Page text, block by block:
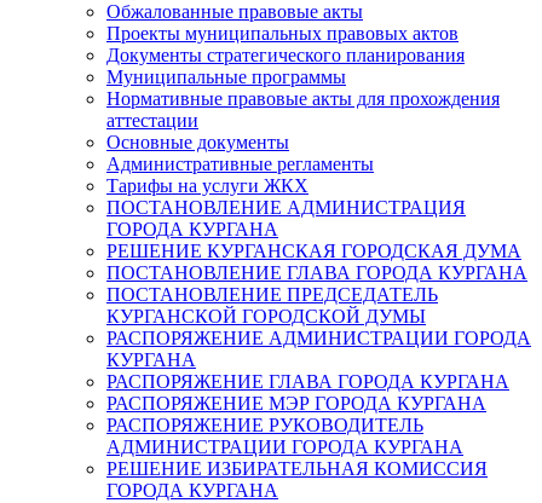
Обжалованные правовые акты
Проекты муниципальных правовых актов
Документы стратегического планирования
Муниципальные программы
Нормативные правовые акты для прохождения
аттестации
Основные документы
Административные регламенты
Тарифы на услуги ЖКХ
ПОСТАНОВЛЕНИЕ АДМИНИСТРАЦИЯ
ГОРОДА КУРГАНА
РЕШЕНИЕ КУРГАНСКАЯ ГОРОДСКАЯ ДУМА
ПОСТАНОВЛЕНИЕ ГЛАВА ГОРОДА КУРГАНА
ПОСТАНОВЛЕНИЕ ПРЕДСЕДАТЕЛЬ
КУРГАНСКОЙ ГОРОДСКОЙ ДУМЫ
РАСПОРЯЖЕНИЕ АДМИНИСТРАЦИИ ГОРОДА
КУРГАНА
РАСПОРЯЖЕНИЕ ГЛАВА ГОРОДА КУРГАНА
РАСПОРЯЖЕНИЕ МЭР ГОРОДА КУРГАНА
РАСПОРЯЖЕНИЕ РУКОВОДИТЕЛЬ
АДМИНИСТРАЦИИ ГОРОДА КУРГАНА
РЕШЕНИЕ ИЗБИРАТЕЛЬНАЯ КОМИССИЯ
ГОРОДА КУРГАНА